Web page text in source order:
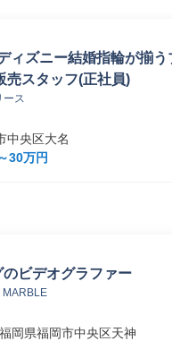
ィズニー結婚指輪が揃
売スタッフ(正社員)
ース
中央区大名
30万円
のビデオグラファー
MARBLE
岡県福岡市中央区天神